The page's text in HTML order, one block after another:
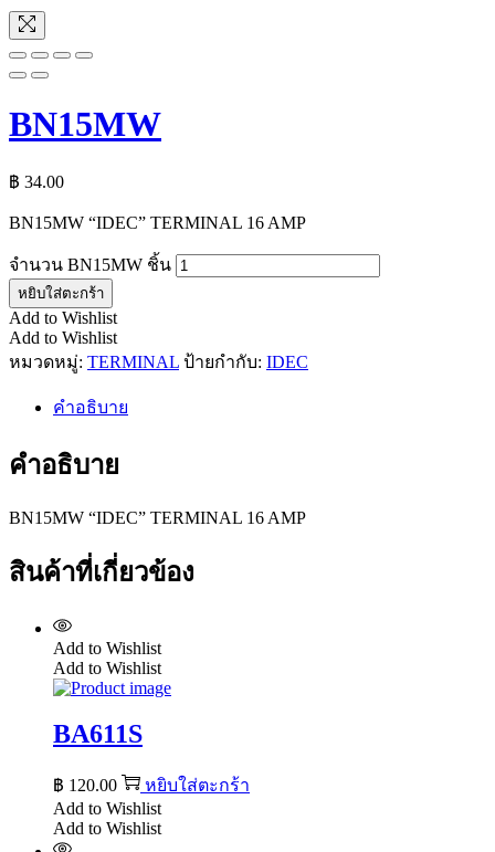
BN15MW
฿ 34.00
BN15MW “IDEC” TERMINAL 16 AMP
จำนวน BN15MW ชิ้น
หยิบใส่ตะกร้า
Add to Wishlist
Add to Wishlist
หมวดหมู่: TERMINAL ป้ายกำกับ: IDEC
คำอธิบาย
คำอธิบาย
BN15MW “IDEC” TERMINAL 16 AMP
สินค้าที่เกี่ยวข้อง
Add to Wishlist
Add to Wishlist
BA611S
฿ 120.00
หยิบใส่ตะกร้า
Add to Wishlist
Add to Wishlist